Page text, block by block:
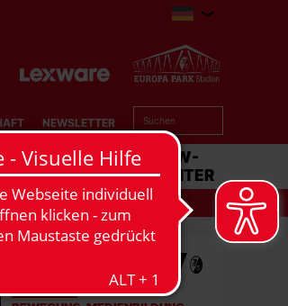
NEWSLETTER
MATCHCENTER
EFOOTBALL 06.08.2026